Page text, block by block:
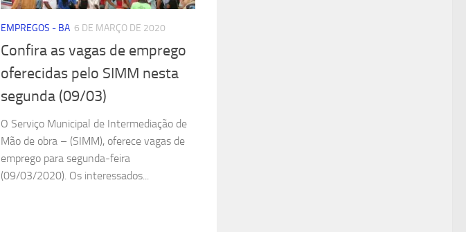
EMPREGOS - BA 6 DE MARÇO DE 2020
Confira as vagas de emprego
oferecidas pelo SIMM nesta
segunda (09/03)
O Serviço Municipal de Intermediação de
Mão de obra – (SIMM), oferece vagas de
emprego para segunda-feira
(09/03/2020). Os interessados...